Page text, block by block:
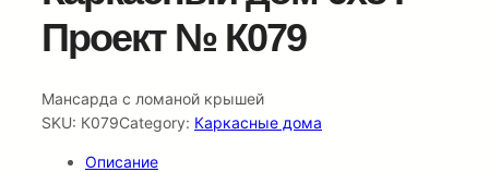
Проект № К079
Мансарда с ломаной крышей
SKU: К079Category: Каркасные дома
Описание